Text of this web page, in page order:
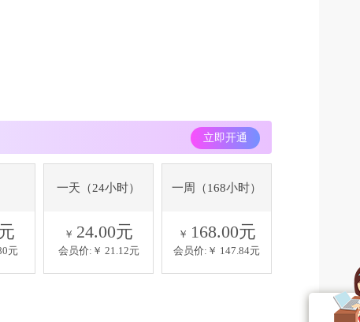
立即开通
元
一天（24小时）
￥ 24.00元
会员价:￥ 21.12元
一周（168小时）
￥ 168.00元
会员价:￥ 147.84元